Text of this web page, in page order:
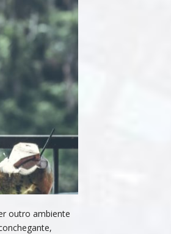
outro ambiente